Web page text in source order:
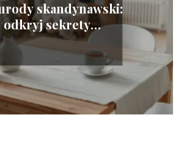
skandynawski:
odkryj sekrety
piękna